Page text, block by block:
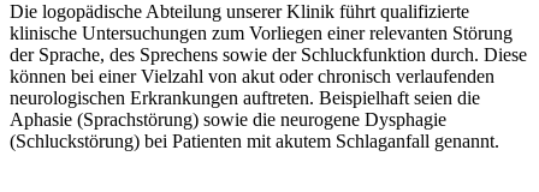
Die logopädische Abteilung unserer Klinik führt qualifizierte
klinische Untersuchungen zum Vorliegen einer relevanten Störung
der Sprache, des Sprechens sowie der Schluckfunktion durch. Diese
können bei einer Vielzahl von akut oder chronisch verlaufenden
neurologischen Erkrankungen auftreten. Beispielhaft seien die
Aphasie (Sprachstörung) sowie die neurogene Dysphagie
(Schluckstörung) bei Patienten mit akutem Schlaganfall genannt.